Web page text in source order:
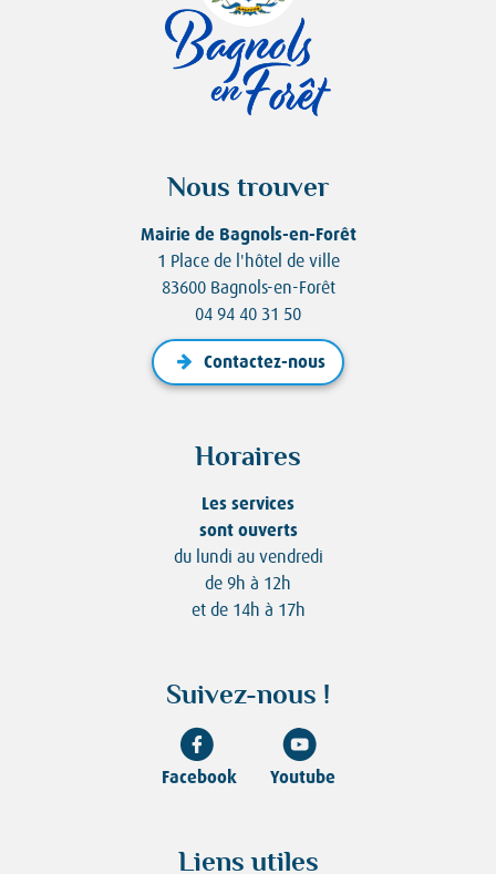
Nous trouver
Mairie de Bagnols-en-Forêt
1 Place de l'hôtel de ville
83600 Bagnols-en-Forêt
04 94 40 31 50
Contactez-nous
Horaires
Les services
sont ouverts
du lundi au vendredi
de 9h à 12h
et de 14h à 17h
Suivez-nous !
Facebook Youtube
Liens utiles